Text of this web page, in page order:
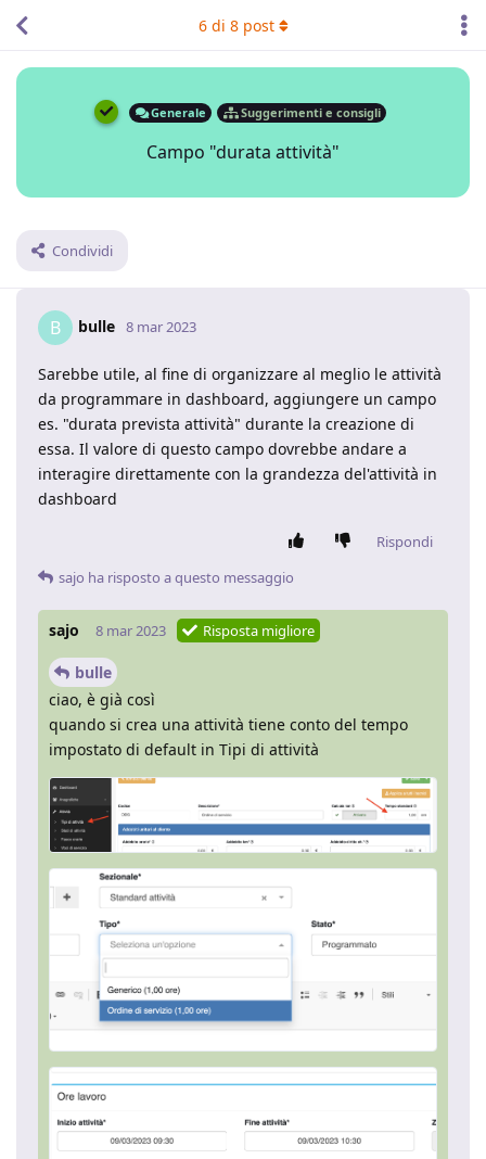
Generale Suggerimenti e consigli
Campo "durata attività"
Condividi
6di 8post
B bulle 8 mar 2023
Sarebbe utile, al fine di organizzare al meglio le attività
da programmare in dashboard, aggiungere un campo
es. "durata prevista attività" durante la creazione di
essa. Il valore di questo campo dovrebbe andare a
interagire direttamente con la grandezza del'attività in
dashboard
Rispondi
sajo ha risposto a questo messaggio
sajo 8 mar 2023 Risposta migliore
bulle
ciao, è già così
quando si crea una attività tiene conto del tempo
impostato di default in Tipi di attività